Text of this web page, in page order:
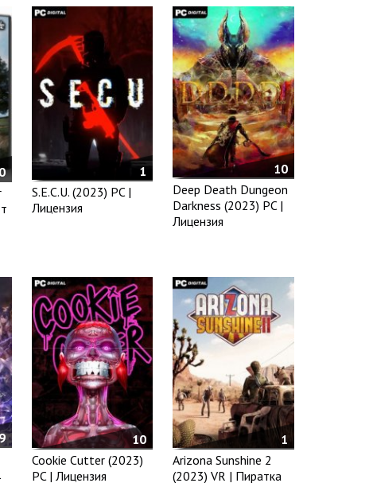
1
S.E.C.U. (2023) PC |
Лицензия
10
Deep Death Dungeon
Darkness (2023) PC |
Лицензия
10
Cookie Cutter (2023)
PC | Лицензия
1
Arizona Sunshine 2
(2023) VR | Пиратка